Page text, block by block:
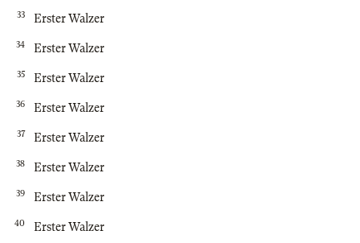
33 Erster Walzer
34 Erster Walzer
35 Erster Walzer
36 Erster Walzer
37 Erster Walzer
38 Erster Walzer
39 Erster Walzer
40 Erster Walzer